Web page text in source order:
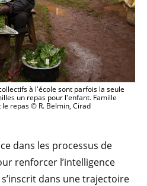
à l'école sont parfois la seule
un repas pour l'enfant. Famille
repas © R. Belmin, Cirad
dans les processus de
renforcer l’intelligence
dans une trajectoire